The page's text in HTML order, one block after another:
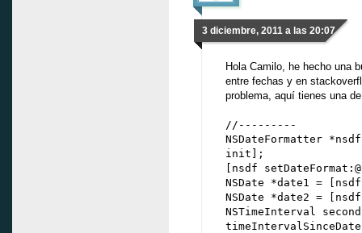
3 diciembre, 2011 a las 20:07
Hola Camilo, he hecho una
entre fechas y en
problema, aquí tienes una
//---------
NSDateFormatter
init];
[nsdf
NSDate *date1 =
NSDate *date2 =
NSTimeInterval